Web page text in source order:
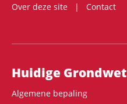
Over deze site
Contact
Hoofdnavigatie
Huidige Grondwet
Algemene bepaling